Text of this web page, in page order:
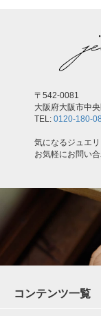
〒542-0081
大阪府大阪市中
TEL: 0120-180-
気になるジュエ
お気軽にお問い合
コンテンツ一覧